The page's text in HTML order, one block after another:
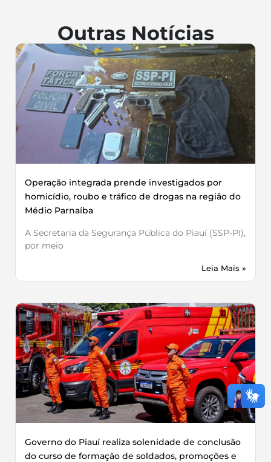
Outras Notícias
Operação integrada prende investigados por
homicídio, roubo e tráfico de drogas na região do
Médio Parnaíba
A Secretaria da Segurança Pública do Piauí (SSP-PI),
por meio
Leia Mais »
Governo do Piauí realiza solenidade de conclusão
do curso de formação de soldados, promoções e